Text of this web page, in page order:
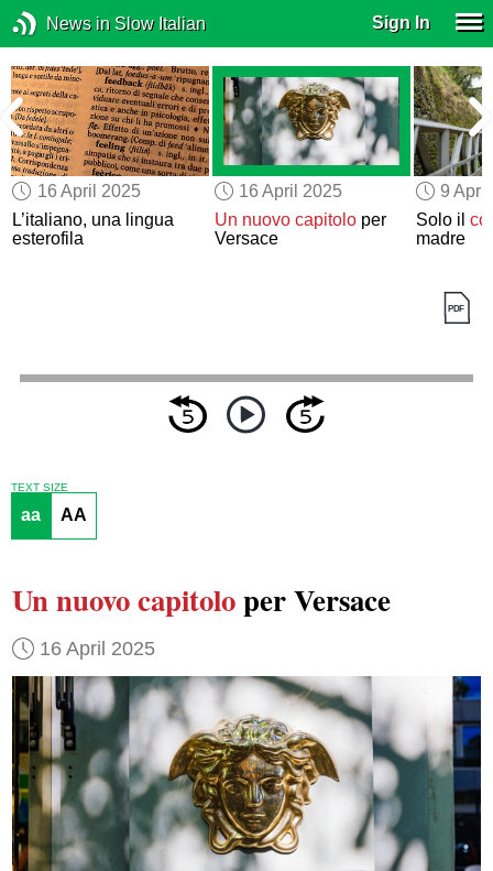
News in Slow Italian Sign In
16 April 2025
L’italiano, una lingua
esterofila
16 April 2025
Un nuovo capitoloper
Versace
9
Solo il
madre
TEXT SIZE
aa AA
Un nuovo capitoloper Versace
16 April 2025